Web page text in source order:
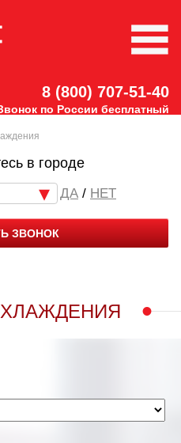
8 (800) 707-51-40
по России бесплатный
в городе
/ НЕТ
ЗВОНОК